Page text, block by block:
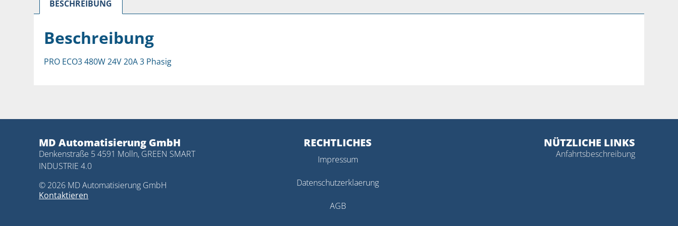
BESCHREIBUNG
Beschreibung
PRO ECO3 480W 24V 20A 3 Phasig
MD Automatisierung GmbH
Denkenstraße 5 4591 Molln, GREEN SMART
INDUSTRIE 4.0
© 2026 MD Automatisierung GmbH
Kontaktieren
RECHTLICHES
Impressum
Datenschutzerklaerung
AGB
NÜTZLICHE LINKS
Anfahrtsbeschreibung